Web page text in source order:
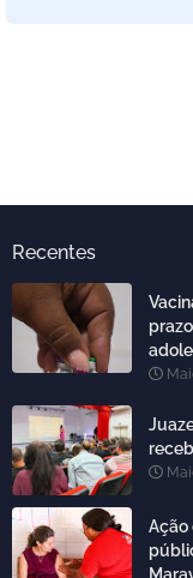
Recentes
Ação